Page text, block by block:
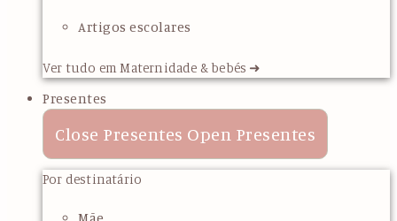
Artigos escolares
Ver tudo em Maternidade & bebés ➜
Presentes
Close Presentes Open Presentes
Por destinatário